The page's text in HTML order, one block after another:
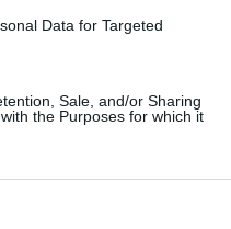
Data for Targeted
Sale, and/or Sharing
the Purposes for which it
enfoque
delmarketing
a las
del consumidor. Hoy,
en la